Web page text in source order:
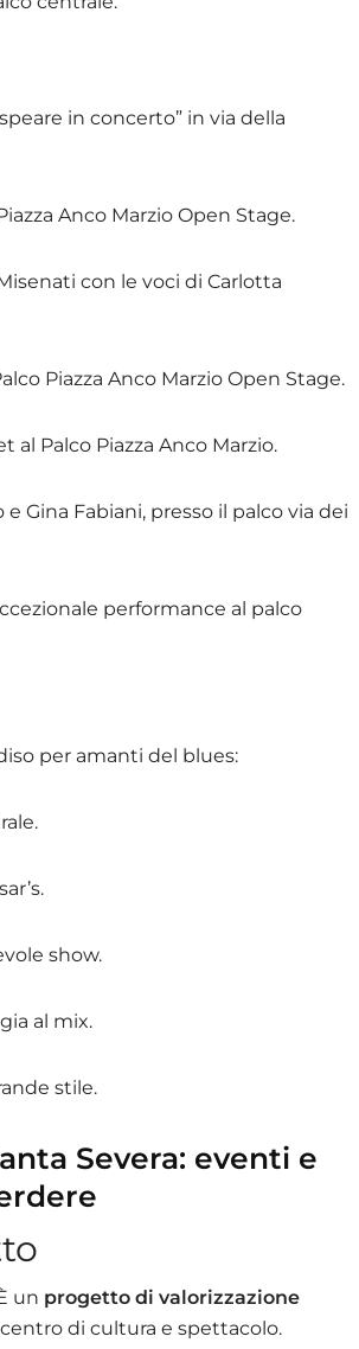
in concerto” in via della
Anco Marzio Open Stage.
con le voci di Carlotta
Piazza Anco Marzio Open Stage.
al Palco Piazza Anco Marzio.
Gina Fabiani, presso il palco via dei
performance al palco
per amanti del blues:
show.
al mix.
stile.
Severa: eventi e
un progetto di valorizzazione
di cultura e spettacolo.